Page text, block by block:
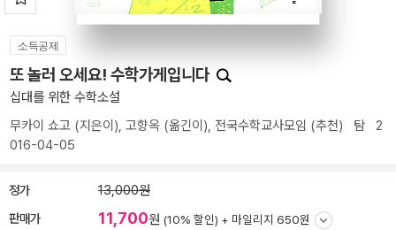
소득공제
또 놀러 오세요! 수학가게입니다
십대를 위한 수학소설
무카이 쇼고 (지은이), 고향옥 (옮긴이), 전국수학교사모임 (추천) 탐 2
016-04-05
정가 13,000원
판매가 11,700원 (10% 할인) + 마일리지 650원